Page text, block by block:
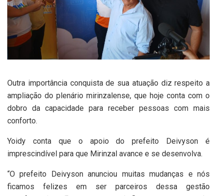
Outra importância conquista de sua atuação diz respeito a
ampliação do plenário mirinzalense, que hoje conta com o
dobro da capacidade para receber pessoas com mais
conforto.
Yoidy conta que o apoio do prefeito Deivyson é
imprescindível para que Mirinzal avance e se desenvolva.
“O prefeito Deivyson anunciou muitas mudanças e nós
ficamos felizes em ser parceiros dessa gestão